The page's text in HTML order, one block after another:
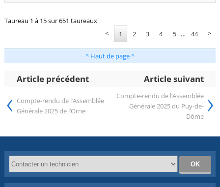
Taureau 1 à 15 sur 651 taureaux
<
1 2 3 4 5 … 44 >
^ Haut de page ^
Article précédent Article suivant
‹ Compte-rendu de l’Assemblée
Générale 2025 de l’Orne
Compte-rendu de l’Assemblée
Générale 2025 du Puy-de-
Dôme ›